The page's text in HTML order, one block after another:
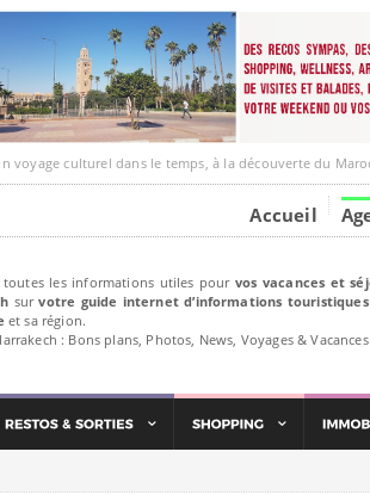
culturel dans le temps, à la découverte du Maroc des routes
Accueil
toutes les informations utiles pour vos vacances et
survotre guide internet d’informations
et sa région.
: Bons plans, Photos, News, Voyages & Vacances